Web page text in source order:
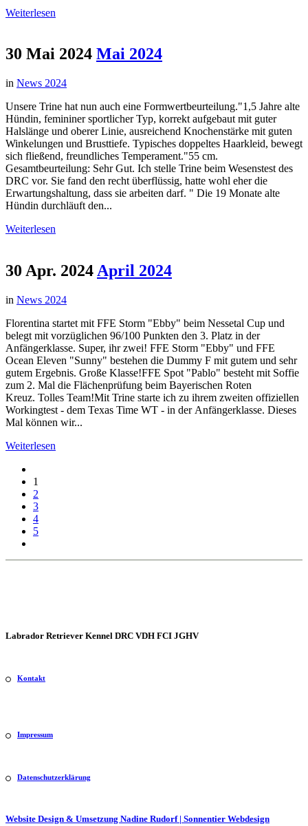
Weiterlesen
30 Mai 2024 Mai 2024
in News 2024
Unsere Trine hat nun auch eine Formwertbeurteilung."1,5 Jahre alte
Hündin, femininer sportlicher Typ, korrekt aufgebaut mit guter
Halslänge und oberer Linie, ausreichend Knochenstärke mit guten
Winkelungen und Brusttiefe. Typisches doppeltes Haarkleid, bewegt
sich fließend, freundliches Temperament."55 cm.
Gesamtbeurteilung: Sehr Gut. Ich stelle Trine beim Wesenstest des
DRC vor. Sie fand den recht überflüssig, hatte wohl eher die
Erwartungshaltung, dass sie arbeiten darf. " Die 19 Monate alte
Hündin durchläuft den...
Weiterlesen
30 Apr. 2024April 2024
in News 2024
Florentina startet mit FFE Storm "Ebby" beim Nessetal Cup und
belegt mit vorzüglichen 96/100 Punkten den 3. Platz in der
Anfängerklasse. Super, ihr zwei! FFE Storm "Ebby" und FFE
Ocean Eleven "Sunny" bestehen die Dummy F mit gutem und sehr
gutem Ergebnis. Große Klasse!FFE Spot "Pablo" besteht mit Soffie
zum 2. Mal die Flächenprüfung beim Bayerischen Roten
Kreuz. Tolles Team!Mit Trine starte ich zu ihrem zweiten offiziellen
Workingtest - dem Texas Time WT - in der Anfängerklasse. Dieses
Mal können wir...
Weiterlesen
1
2
3
4
5
Labrador Retriever Kennel DRC VDH FCI JGHV
Kontakt
Impressum
Datenschutzerklärung
Website Design & Umsetzung Nadine Rudorf | Sonnentier Webdesign